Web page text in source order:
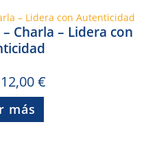
Charla – Lidera con
El
precio
original
era:
15,00 €.
12,00€El
más